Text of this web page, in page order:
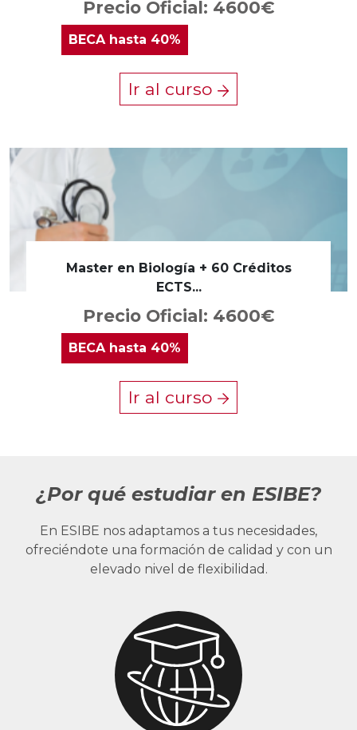
Precio Oficial: 4600€
BECAhasta 40%
Ir al curso
Master en Biología + 60 Créditos
ECTS...
Precio Oficial: 4600€
BECA hasta 40%
Ir al curso
¿Por qué estudiar en ESIBE?
En ESIBE nos adaptamos a tus necesidades,
ofreciéndote una formación de calidad y con un
elevado nivel de flexibilidad.